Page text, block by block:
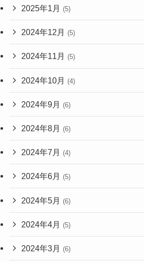
2025年1月 (5)
2024年12月 (5)
2024年11月 (5)
2024年10月 (4)
2024年9月 (6)
2024年8月 (6)
2024年7月 (4)
2024年6月 (5)
2024年5月 (6)
2024年4月 (5)
2024年3月 (6)